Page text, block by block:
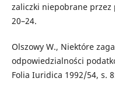
zaliczki niepobrane przez
20–24.
Olszowy W., Niektóre
odpowiedzialności
Folia Iuridica 1992/54, s.